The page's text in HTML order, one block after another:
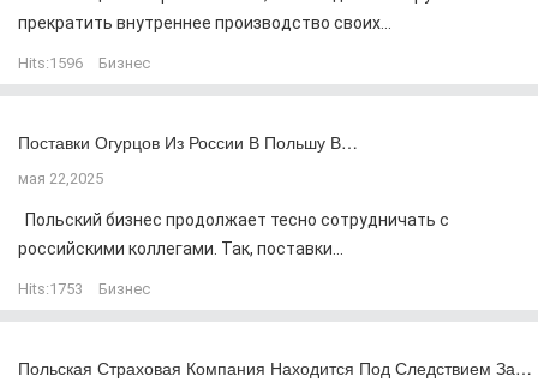
прекратить внутреннее производство своих...
Hits:1596 Бизнес
Поставки Огурцов Из России В Польшу В…
мая 22,2025
Польский бизнес продолжает тесно сотрудничать с
российскими коллегами. Так, поставки...
Hits:1753 Бизнес
Польская Страховая Компания Находится Под Следствием За…